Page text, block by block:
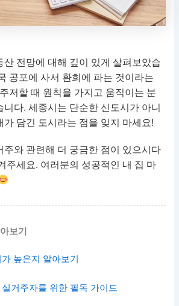
산 전망에 대해 깊이 있게 살펴보았습
공포에 사서 환희에 파는 것이라는
저할 때 원칙을 가지고 움직이는 분
니다. 세종시는 단순한 신도시가 아니
가 담긴 도시라는 점을 잊지 마세요!
주와 관련해 더 궁금한 점이 있으시다
주세요. 여러분의 성공적인 내 집 마
보기
높은지 알아보기
거주자를 위한 필독 가이드